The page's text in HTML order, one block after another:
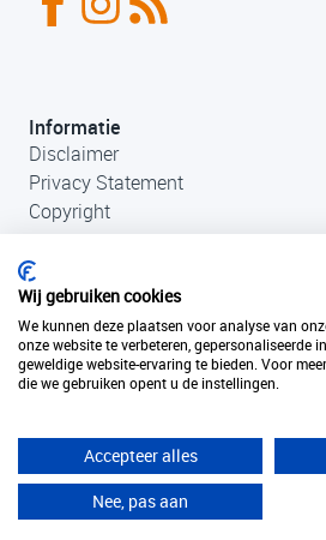
Informatie
Disclaimer
Privacy Statement
Copyright
Contact
info@fantastischefilmlocaties.nl
KvK Filmtaal 34120749
Wij gebruiken cookies
We kunnen deze plaatsen voor analyse van
onze website te verbeteren, gepersonaliseerde
geweldige website-ervaring te bieden. Voor
die we gebruiken opent u de instellingen.
Accepteer alles
Nee, pas aan